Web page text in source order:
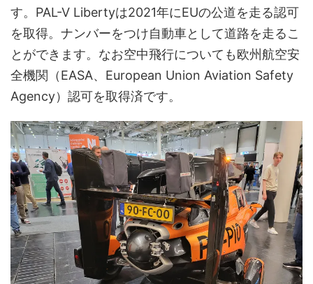
す。PAL-V Libertyは2021年にEUの公道を走る認可
を取得。ナンバーをつけ自動車として道路を走るこ
とができます。なお空中飛行についても欧州航空安
全機関（EASA、European Union Aviation Safety
Agency）認可を取得済です。